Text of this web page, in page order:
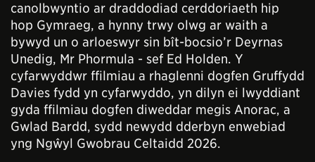
canolbwyntio ar draddodiad cerddoriaeth hip
hop Gymraeg, a hynny trwy olwg ar waith a
bywyd un o arloeswyr sin bît-bocsio’r Deyrnas
Unedig, Mr Phormula - sef Ed Holden. Y
cyfarwyddwr ffilmiau a rhaglenni dogfen Gruffydd
Davies fydd yn cyfarwyddo, yn dilyn ei lwyddiant
gyda ffilmiau dogfen diweddar megis Anorac, a
Gwlad Bardd, sydd newydd dderbyn enwebiad
yng Ngŵyl Gwobrau Celtaidd 2026.